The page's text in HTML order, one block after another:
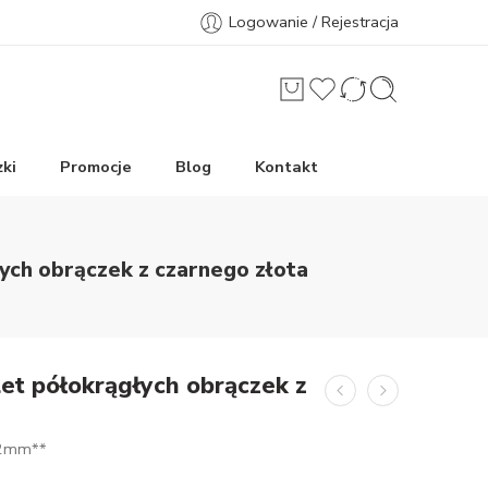
Logowanie / Rejestracja
Promocje Blog Kontakt
obrączek z czarnego złota
półokrągłych obrączek z